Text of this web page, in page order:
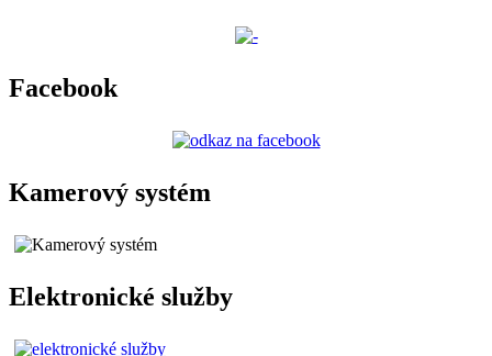
Facebook
Kamerový systém
Elektronické služby